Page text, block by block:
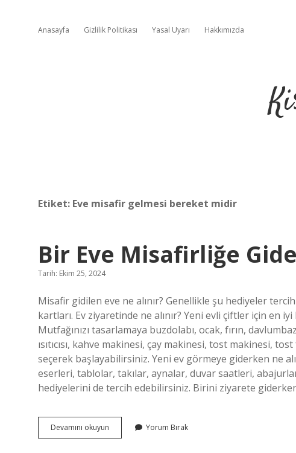
Anasayfa Gizlilik Politikası Yasal Uyarı Hakkımızda
Etiket: Eve misafir gelmesi bereket midir
Bir Eve Misafirliğe
Tarih: Ekim 25, 2024
Misafir gidilen eve ne alınır? Genellikle şu hediyeler
kartları. Ev ziyaretinde ne alınır? Yeni evli çiftler için en
Mutfağınızı tasarlamaya buzdolabı, ocak, fırın,
ısıtıcısı, kahve makinesi, çay makinesi, tost makinesi,
seçerek başlayabilirsiniz. Yeni ev görmeye giderken ne
eserleri, tablolar, takılar, aynalar, duvar saatleri,
hediyelerini de tercih edebilirsiniz. Birini ziyarete
Devamını okuyun
Eve
Yorum Bırak